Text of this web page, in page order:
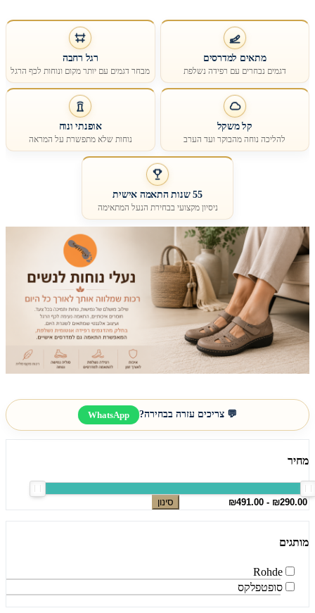
מתאים למדרסים
דגמים נבחרים עם רפידה נשלפת
רגל רחבה
מבחר דגמים עם יותר מקום ונוחות לכף הרגל
קל משקל
להליכה נוחה מהבוקר ועד הערב
אופנתי ונוח
נוחות שלא מתפשרת על המראה
55 שנות התאמה אישית
ניסיון מקצועי בבחירת הנעל המתאימה
💬 צריכים עזרה בבחירה? WhatsApp
מחיר
סינון
מותגים
Rohde
סופטפלקס